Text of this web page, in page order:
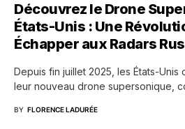
Découvrez le Drone
États-Unis : Une
Échapper aux Radars
Depuis fin juillet 2025, les États-Unis
leur nouveau drone supersonique,
BY FLORENCE LADURÉE